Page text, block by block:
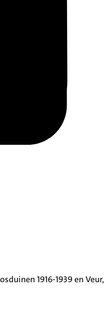
1916-1939 en Veur,